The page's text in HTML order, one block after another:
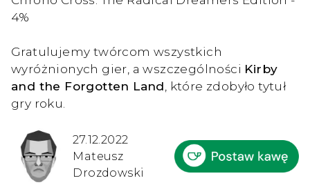
4%
Gratulujemy twórcom wszystkich
wyróżnionych gier, a wszczególności Kirby
and the Forgotten Land , które zdobyło tytuł
gry roku.
27.12.2022
Mateusz
Drozdowski